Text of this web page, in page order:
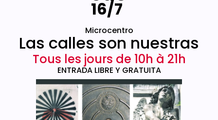
16/7
Microcentro
Las calles son nuestras
Tous les jours de 10h à 21h
ENTRADA LIBRE Y GRATUITA